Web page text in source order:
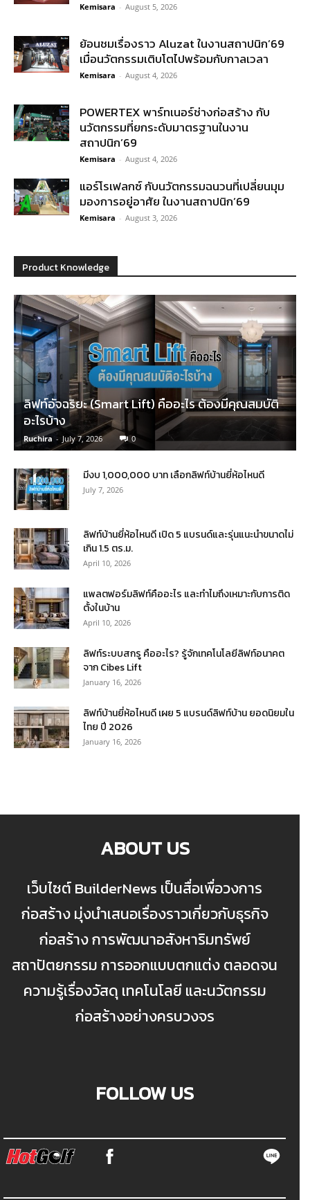
Kemisara - August 5, 2026
ย้อนชมเรื่องราว Aluzat ในงานสถาปนิก’69
เมื่อนวัตกรรมเติบโตไปพร้อมกับกาลเวลา
Kemisara - August 4, 2026
POWERTEX พาร์ทเนอร์ช่างก่อสร้าง กับ
นวัตกรรมที่ยกระดับมาตรฐานในงาน
สถาปนิก’69
Kemisara - August 4, 2026
แอร์โรเฟลกซ์ กับนวัตกรรมฉนวนที่เปลี่ยนมุม
มองการอยู่อาศัย ในงานสถาปนิก’69
Kemisara - August 3, 2026
Product Knowledge
ลิฟท์อัจฉริยะ (Smart Lift) คืออะไร ต้องมีคุณสมบัติ
อะไรบ้าง
Ruchira - July 7, 2026 0
มีงบ 1,000,000 บาท เลือกลิฟท์บ้านยี่ห้อไหนดี
July 7, 2026
ลิฟท์บ้านยี่ห้อไหนดี เปิด 5 แบรนด์และรุ่นแนะนำขนาดไม่
เกิน 1.5 ตร.ม.
April 10, 2026
แพลตฟอร์มลิฟท์คืออะไร และทำไมถึงเหมาะกับการติด
ตั้งในบ้าน
April 10, 2026
ลิฟท์ระบบสกรู คืออะไร? รู้จักเทคโนโลยีลิฟท์อนาคต
จาก Cibes Lift
January 16, 2026
ลิฟท์บ้านยี่ห้อไหนดี เผย 5 แบรนด์ลิฟท์บ้าน ยอดนิยมใน
ไทย ปี 2026
January 16, 2026
ABOUT US
เว็บไซต์ BuilderNews เป็นสื่อเพื่อวงการ
ก่อสร้าง มุ่งนำเสนอเรื่องราวเกี่ยวกับธุรกิจ
ก่อสร้าง การพัฒนาอสังหาริมทรัพย์
สถาปัตยกรรม การออกแบบตกแต่ง ตลอดจน
ความรู้เรื่องวัสดุ เทคโนโลยี และนวัตกรรม
ก่อสร้างอย่างครบวงจร
FOLLOW US